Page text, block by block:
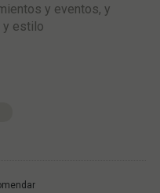
y eventos, y
y estilo